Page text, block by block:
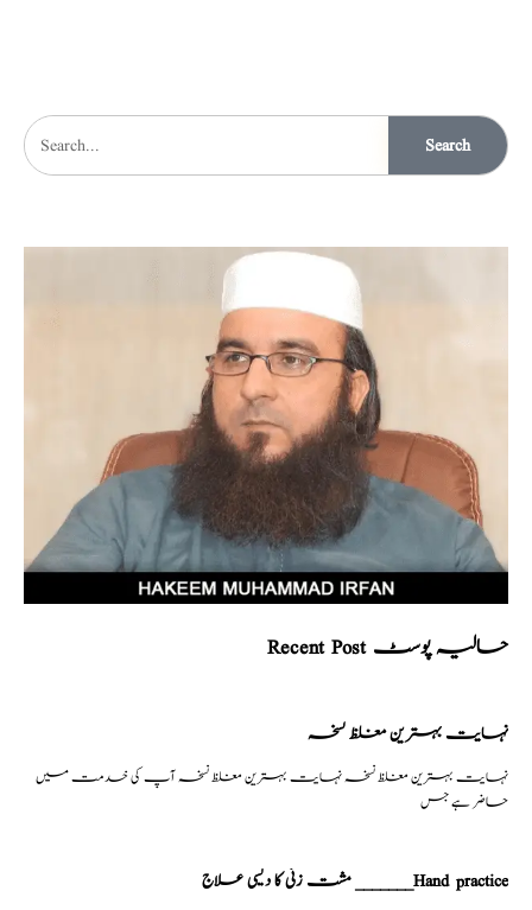
Search
Recent Post حالیہ پوسٹ
نہایت بہترین مغلظ نسخہ
نہایت بہترین مغلظ نسخہ نہایت بہترین مغلظ نسخہ آپ کی خدمت میں
حاضر ہے جس
مشت زنی کا دیسی علاج _______Hand practice